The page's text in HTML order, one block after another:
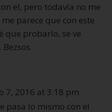
el, pero todavía no me
parece que con este
que probarlo, se ve
7, 2016 at 3:18 pm
pasa lo mismo con el